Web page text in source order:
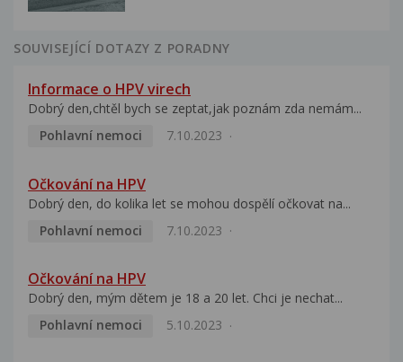
SOUVISEJÍCÍ DOTAZY Z PORADNY
Informace o HPV virech
Dobrý den,chtěl bych se zeptat,jak poznám zda nemám...
Pohlavní nemoci
7.10.2023
Očkování na HPV
Dobrý den, do kolika let se mohou dospělí očkovat na...
Pohlavní nemoci
7.10.2023
Očkování na HPV
Dobrý den, mým dětem je 18 a 20 let. Chci je nechat...
Pohlavní nemoci
5.10.2023